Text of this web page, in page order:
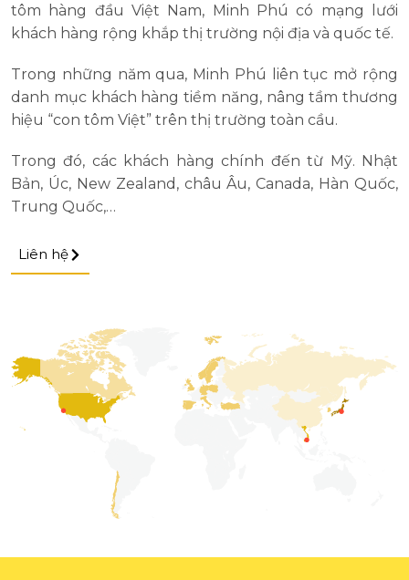
tôm hàng đầu Việt Nam, Minh Phú có mạng lưới
khách hàng rộng khắp thị trường nội địa và quốc tế.
Trong những năm qua, Minh Phú liên tục mở rộng
danh mục khách hàng tiềm năng, nâng tầm thương
hiệu “con tôm Việt” trên thị trường toàn cầu.
Trong đó, các khách hàng chính đến từ Mỹ. Nhật
Bản, Úc, New Zealand, châu Âu, Canada, Hàn Quốc,
Trung Quốc,…
Liên hệ